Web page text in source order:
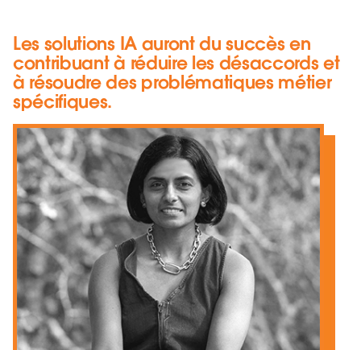
Les solutions IA auront du succès en
contribuant à réduire les désaccords et
à résoudre des problématiques métier
spécifiques.